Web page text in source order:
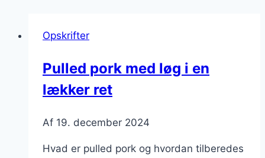
Opskrifter
Pulled pork med løg i en
lækker ret
Af 19. december 2024
Hvad er pulled pork og hvordan tilberedes